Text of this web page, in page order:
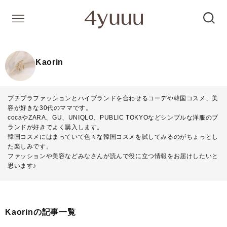
Kaorin
プチプラファッションとハイブランドを合わせるコーデや韓国コスメ、美
容が好きな30代のママです。
cocaやZARA、GU、UNIQLO、PUBLIC TOKYOなどシンプルな洋服のブ
ランドが好きでよく購入します。
韓国コスメにはまっていて色々な韓国コスメを試してみるのがちょっとし
た楽しみです。
ファッションや美容などみなさんが読んで役に立つ情報をお届けしたいと
思います♪
Kaorinの記事一覧